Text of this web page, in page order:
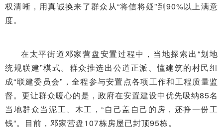
权清晰，用真诚换来了群众从“将信将疑”到90%以上满意
度。
在太平街道邓家营盘安置过程中，当地探索出“划地
统规联建”模式。群众推选出公道正派、懂建筑的村民组
成“联建委员会”，全程参与安置点各项工作和工程质量监
督。更让群众暖心的是，政府在安置建设中优先吸纳85名
当地群众当泥工、木工，“自己盖自己的房，还挣一份工
钱”。目前，邓家营盘107栋房屋已封顶95栋。